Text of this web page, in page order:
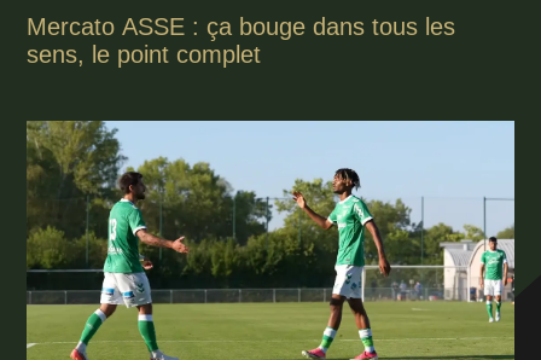
Mercato ASSE : ça bouge dans tous les
sens, le point complet